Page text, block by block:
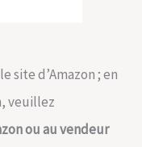
site d’Amazon ; en
veuillez
ou au vendeur